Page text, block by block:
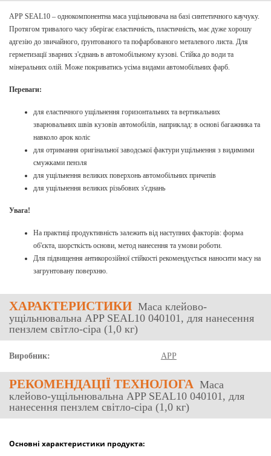
APP SEAL10 – однокомпонентна маса ущільнювача на базі синтетичного каучуку.
Протягом тривалого часу зберігає еластичність, пластичність, має дуже хорошу
адгезію до звичайного, ґрунтованого та пофарбованого металевого листа. Для
герметизації зварних з'єднань в автомобільному кузові. Стійка до води та
мінеральних олій. Може покриватись усіма видами автомобільних фарб.
Переваги:
для еластичного ущільнення горизонтальних та вертикальних
зварювальних швів кузовів автомобілів, наприклад: в основі багажника та
навколо арок коліс
для отримання оригінальної заводської фактури ущільнення з видимими
смужками пензля
для ущільнення великих поверхонь автомобільних причепів
для ущільнення великих різьбових з'єднань
Увага!
На практиці продуктивність залежить від наступних факторів: форма
об'єкта, шорсткість основи, метод нанесення та умови роботи.
Для підвищення антикорозійної стійкості рекомендується наносити масу на
загрунтовану поверхню.
ХАРАКТЕРИСТИКИ Маса клейово-
ущільнювальна APP SEAL10 040101, для нанесення
пензлем світло-сіра (1,0 кг)
Виробник: APP
РЕКОМЕНДАЦІЇ ТЕХНОЛОГА Маса
клейово-ущільнювальна APP SEAL10 040101, для
нанесення пензлем світло-сіра (1,0 кг)
Основні характеристики продукта: